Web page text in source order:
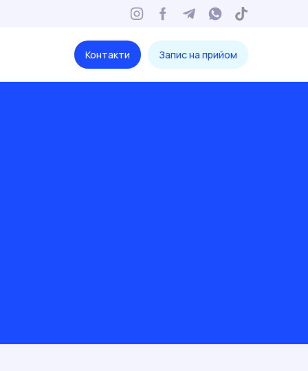
Контакти Запис на прийом